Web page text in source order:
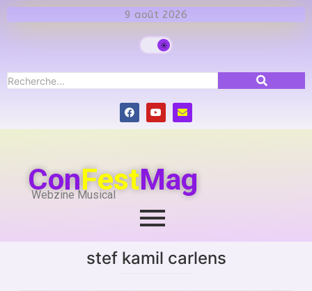
9 août 2026
ConFestMag
Webzine Musical
stef kamil carlens